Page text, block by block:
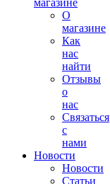
магазине
О
магазине
Как
нас
найти
Отзывы
о
нас
Связаться
с
нами
Новости
Новости
Статьи